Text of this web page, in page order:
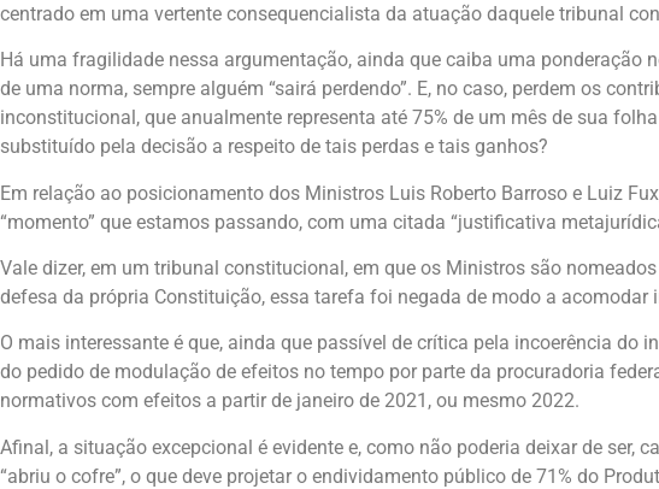
centrado em uma vertente consequencialista da atuação daquele tribunal
Há uma fragilidade nessa argumentação, ainda que caiba uma
de uma norma, sempre alguém “sairá perdendo”. E, no caso, perdem os
inconstitucional, que anualmente representa até 75% de um mês de sua
substituído pela decisão a respeito de tais perdas e tais ganhos?
Em relação ao posicionamento dos Ministros Luis Roberto Barroso e Luiz
“momento” que estamos passando, com uma citada “justificativa
Vale dizer, em um tribunal constitucional, em que os Ministros são
defesa da própria Constituição, essa tarefa foi negada de modo a
O mais interessante é que, ainda que passível de crítica pela incoerência
do pedido de modulação de efeitos no tempo por parte da procuradoria
normativos com efeitos a partir de janeiro de 2021, ou mesmo 2022.
Afinal, a situação excepcional é evidente e, como não poderia deixar de
“abriu o cofre”, o que deve projetar o endividamento público de 71% do